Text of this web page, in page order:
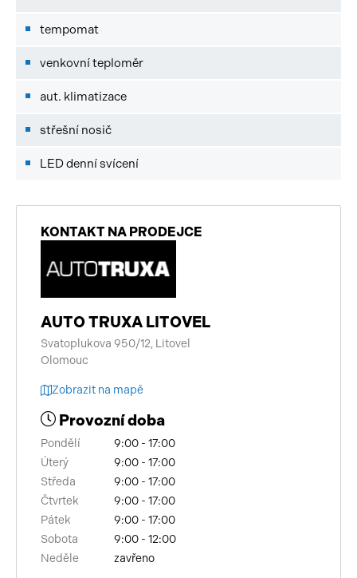
tempomat
venkovní teploměr
aut. klimatizace
střešní nosič
LED denní svícení
KONTAKT NA PRODEJCE
AUTO TRUXA LITOVEL
Svatoplukova 950/12, Litovel
Olomouc
Zobrazit na mapě
Provozní doba
Pondělí
9:00 - 17:00
Úterý
9:00 - 17:00
Středa
9:00 - 17:00
Čtvrtek
9:00 - 17:00
Pátek
9:00 - 17:00
Sobota
9:00 - 12:00
Neděle
zavřeno